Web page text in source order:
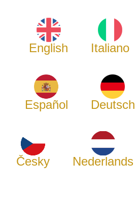
English Italiano
Español Deutsch
Česky Nederlands